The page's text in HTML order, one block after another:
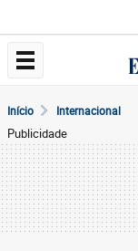
Início Internacional
Publicidade